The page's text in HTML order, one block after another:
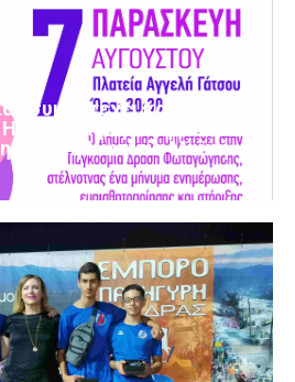
συμμετέχει και φέτος
Ενημέρωσης και
για τη Νωτιαία Μυϊκή